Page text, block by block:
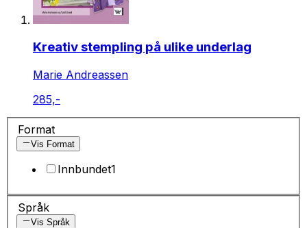
Kreativ stempling på ulike underlag
Marie Andreassen
285,-
Format
Vis Format
Innbundet1
Språk
Vis Språk